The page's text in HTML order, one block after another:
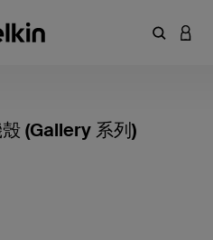
輸入關鍵
登入
(Gallery 系列)